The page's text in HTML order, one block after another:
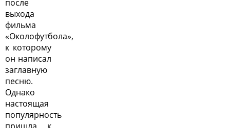
после
выхода
фильма
«Околофутбола»,
к которому
он написал
заглавную
песню.
Однако
настоящая
популярность